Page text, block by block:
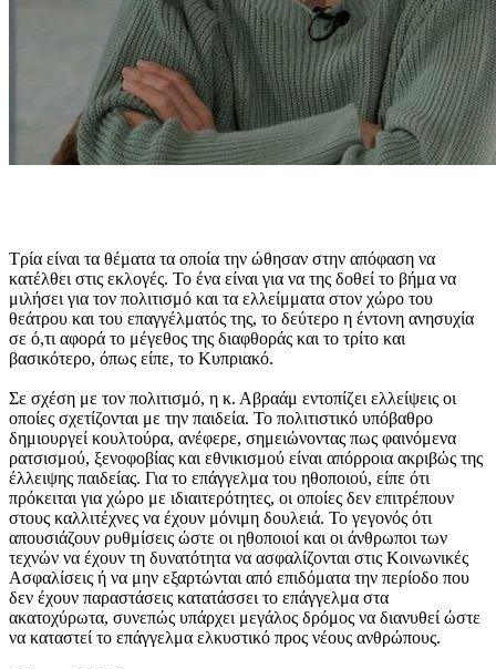
Τρία είναι τα θέματα τα οποία την ώθησαν στην απόφαση να
κατέλθει στις εκλογές. Το ένα είναι για να της δοθεί το βήμα να
μιλήσει για τον πολιτισμό και τα ελλείμματα στον χώρο του
θεάτρου και του επαγγέλματός της, το δεύτερο η έντονη ανησυχία
σε ό,τι αφορά το μέγεθος της διαφθοράς και το τρίτο και
βασικότερο, όπως είπε, το Κυπριακό.
Σε σχέση με τον πολιτισμό, η κ. Αβραάμ εντοπίζει ελλείψεις οι
οποίες σχετίζονται με την παιδεία. Το πολιτιστικό υπόβαθρο
δημιουργεί κουλτούρα, ανέφερε, σημειώνοντας πως φαινόμενα
ρατσισμού, ξενοφοβίας και εθνικισμού είναι απόρροια ακριβώς της
έλλειψης παιδείας. Για το επάγγελμα του ηθοποιού, είπε ότι
πρόκειται για χώρο με ιδιαιτερότητες, οι οποίες δεν επιτρέπουν
στους καλλιτέχνες να έχουν μόνιμη δουλειά. Το γεγονός ότι
απουσιάζουν ρυθμίσεις ώστε οι ηθοποιοί και οι άνθρωποι των
τεχνών να έχουν τη δυνατότητα να ασφαλίζονται στις Κοινωνικές
Ασφαλίσεις ή να μην εξαρτώνται από επιδόματα την περίοδο που
δεν έχουν παραστάσεις κατατάσσει το επάγγελμα στα
ακατοχύρωτα, συνεπώς υπάρχει μεγάλος δρόμος να διανυθεί ώστε
να καταστεί το επάγγελμα ελκυστικό προς νέους ανθρώπους.